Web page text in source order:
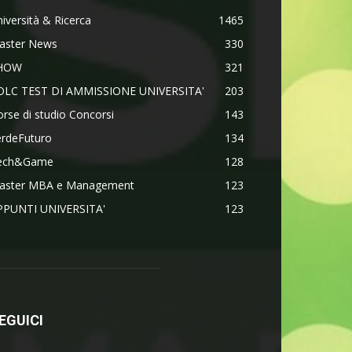
& Ricerca
1465
News
330
321
TEST DI AMMISSIONE UNIVERSITA'
203
di studio Concorsi
143
134
128
MBA e Management
123
UNIVERSITA'
123